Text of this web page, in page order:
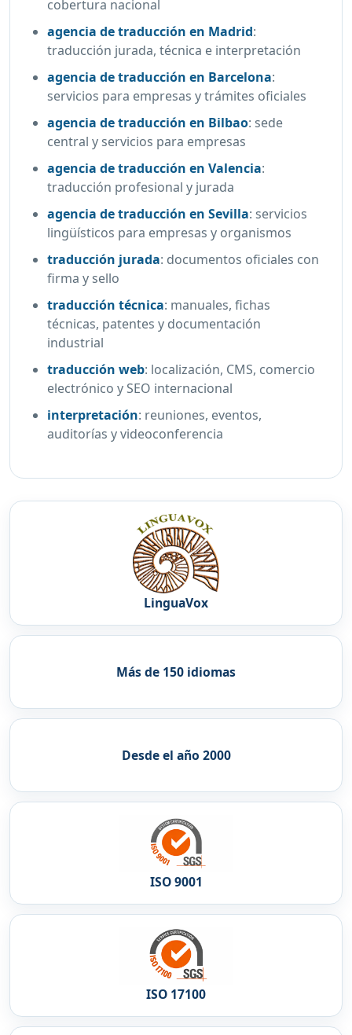
cobertura nacional
agencia de traducción en Madrid:
traducción jurada, técnica e interpretación
agencia de traducción en Barcelona:
servicios para empresas y trámites oficiales
agencia de traducción en Bilbao: sede
central y servicios para empresas
agencia de traducción en Valencia:
traducción profesional y jurada
agencia de traducción en Sevilla: servicios
lingüísticos para empresas y organismos
traducción jurada: documentos oficiales con
firma y sello
traducción técnica: manuales, fichas
técnicas, patentes y documentación
industrial
traducción web: localización, CMS, comercio
electrónico y SEO internacional
interpretación: reuniones, eventos,
auditorías y videoconferencia
LinguaVox
Más de 150 idiomas
Desde el año 2000
ISO 9001
ISO 17100